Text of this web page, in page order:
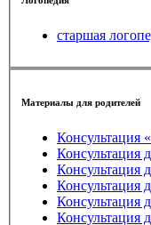
старшая
Материалы для родителей
Консультация